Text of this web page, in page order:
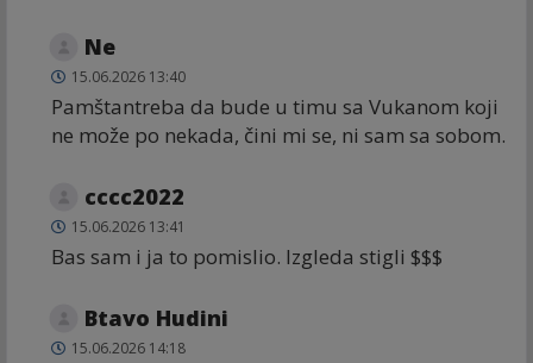
Ne
15.06.2026 13:40
Pamštantreba da bude u timu sa Vukanom koji
ne može po nekada, čini mi se, ni sam sa sobom.
cccc2022
15.06.2026 13:41
Bas sam i ja to pomislio. Izgleda stigli $$$
Btavo Hudini
15.06.2026 14:18